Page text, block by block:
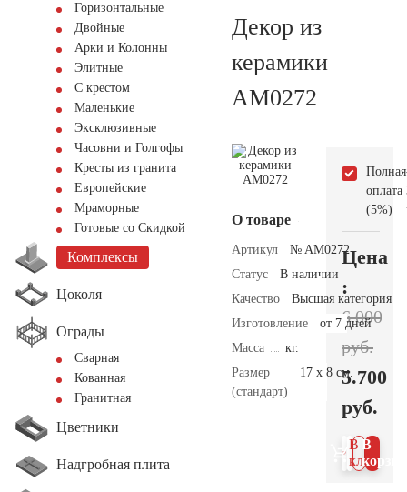
Горизонтальные
Двойные
Арки и Колонны
Элитные
С крестом
Маленькие
Эксклюзивные
Часовни и Голгофы
Кресты из гранита
Европейские
Мраморные
Готовые со Скидкой
Комплексы
Цоколя
Ограды
Сварная
Кованная
Гранитная
Цветники
Надгробная плита
Декор из
керамики
AM0272
О товаре
Артикул
№ AM0272
Статус
В наличии
Качество
Высшая категория
Изготовление
от 7 дней
Масса
кг.
Размер
(стандарт)
17 х 8 см.
Полная
оплата
(5%)
Цена
:
6.000
руб.
5.700
руб.
В
В 1
клик